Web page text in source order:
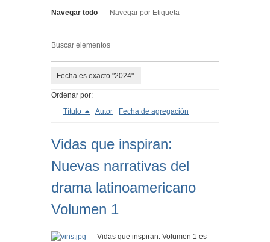
Navegar todo Navegar por Etiqueta
Buscar elementos
Fecha es exacto "2024"
Ordenar por:
Título
Autor Fecha de agregación
Vidas que inspiran:
Nuevas narrativas del
drama latinoamericano
Volumen 1
Vidas que inspiran: Volumen 1 es